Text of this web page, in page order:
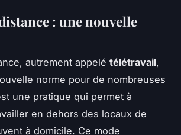
: une nouvelle
autrement appelé télétravail,
norme pour de nombreuses
une pratique qui permet à
en dehors des locaux de
à domicile. Ce mode